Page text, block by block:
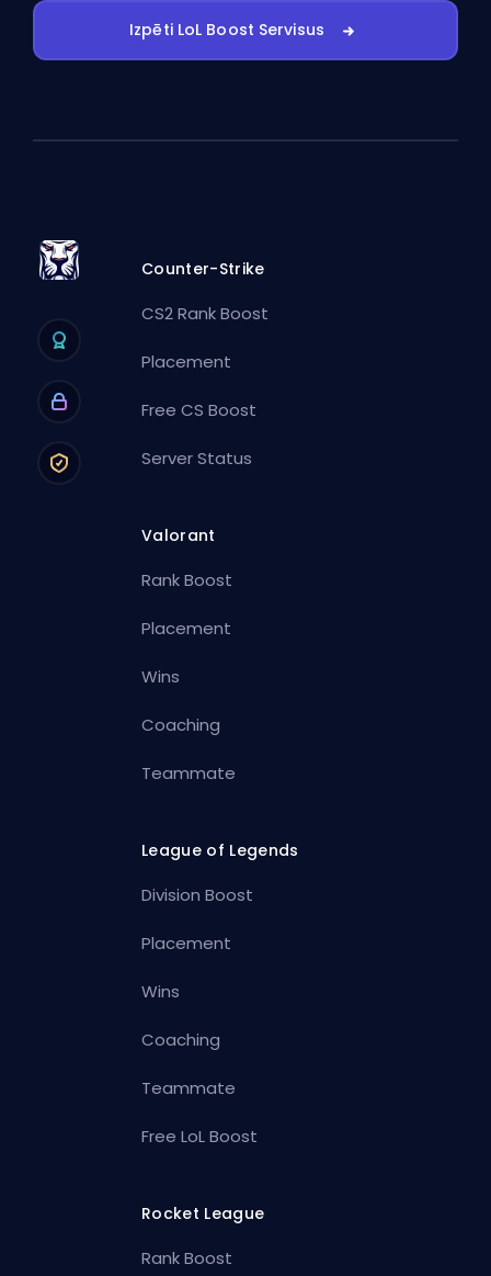
Izpēti LoL Boost Servisus
Counter-Strike
CS2 Rank Boost
Placement
Free CS Boost
Server Status
Valorant
Rank Boost
Placement
Wins
Coaching
Teammate
League of Legends
Division Boost
Placement
Wins
Coaching
Teammate
Free LoL Boost
Rocket League
Rank Boost